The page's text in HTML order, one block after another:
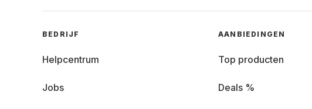
BEDRIJF
Helpcentrum
Jobs
AANBIEDINGEN
Top producten
Deals %